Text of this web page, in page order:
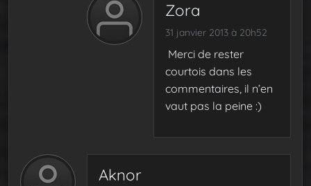
Zora
31 janvier 2013 à 20h52
Merci de rester
courtois dans les
commentaires, il n’en
vaut pas la peine :)
Aknor